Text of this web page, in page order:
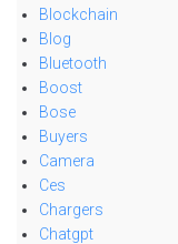
Blockchain
Blog
Bluetooth
Boost
Bose
Buyers
Camera
Ces
Chargers
Chatgpt